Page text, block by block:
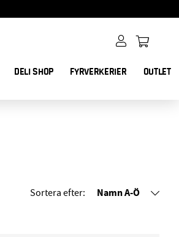
DELI SHOP FYRVERKERIER
OUTLET
Sortera efter: Namn A-Ö